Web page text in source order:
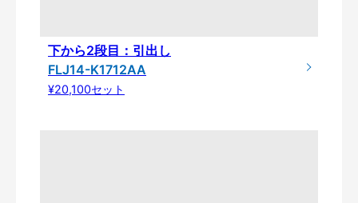
下から2段目：引出し
FLJ14-K1712AA
¥20,100セット